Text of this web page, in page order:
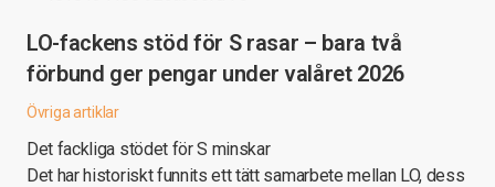
LO-fackens stöd för S rasar – bara två
förbund ger pengar under valåret 2026
Övriga artiklar
Det fackliga stödet för S minskar
Det har historiskt funnits ett tätt samarbete mellan LO, dess